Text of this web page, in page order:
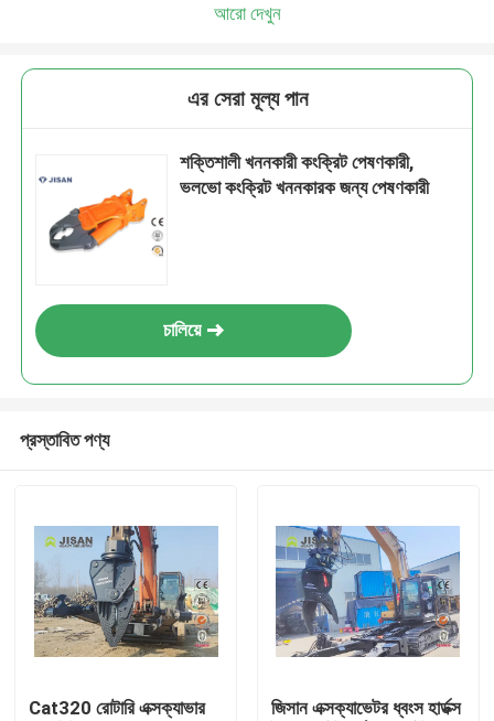
আরো দেখুন
এর সেরা মূল্য পান
শক্তিশালী খননকারী কংক্রিট পেষণকারী,
ভলভো কংক্রিট খননকারক জন্য পেষণকারী
চালিয়ে
প্রস্তাবিত পণ্য
Cat320 রোটারি এক্সক্যাভার
জিসান এক্সক্যাভেটর ধ্বংস হার্ডক্স